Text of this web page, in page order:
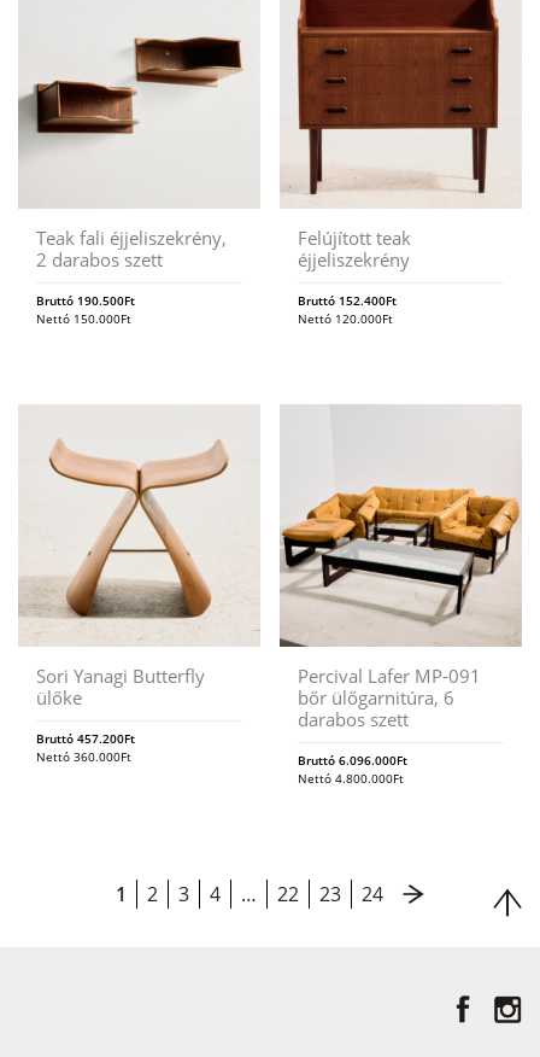
Teak fali éjjeliszekrény,
2 darabos szett
Bruttó 190.500Ft
Nettó 150.000Ft
Felújított teak
éjjeliszekrény
Bruttó 152.400Ft
Nettó 120.000Ft
Sori Yanagi Butterfly
ülőke
Bruttó 457.200Ft
Nettó 360.000Ft
Percival Lafer MP-091
bőr ülőgarnitúra, 6
darabos szett
Bruttó6.096.000Ft
Nettó4.800.000Ft
1 2 3 4 … 22 23 24